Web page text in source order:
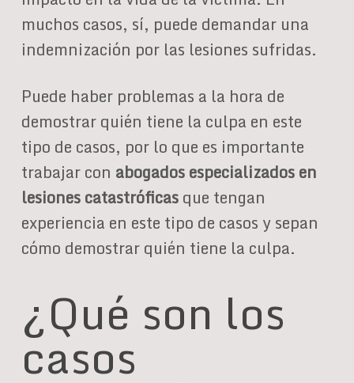
muchos casos, sí, puede demandar una
indemnización por las lesiones sufridas.
Puede haber problemas a la hora de
demostrar quién tiene la culpa en este
tipo de casos, por lo que es importante
trabajar con abogados especializados en
lesiones catastróficasque tengan
experiencia en este tipo de casos y sepan
cómo demostrar quién tiene la culpa.
¿Qué son los
casos